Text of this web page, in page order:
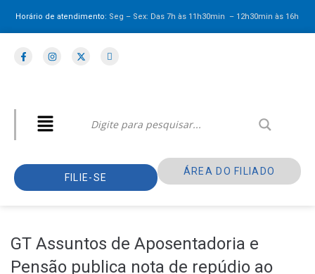
Horário de atendimento: Seg – Sex: Das 7h às 11h30min – 12h30minàs 16h
FILIE-SE
ÁREA DO FILIADO
GT Assuntos de Aposentadoria e
Pensão publica nota de repúdio ao